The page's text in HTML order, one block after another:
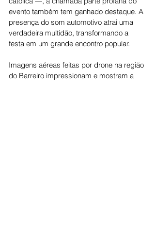
evento também tem ganhado destaque. A
presença do som automotivo atrai uma
verdadeira multidão, transformando a
festa em um grande encontro popular.
Imagens aéreas feitas por drone na região
do Barreiro impressionam e mostram a